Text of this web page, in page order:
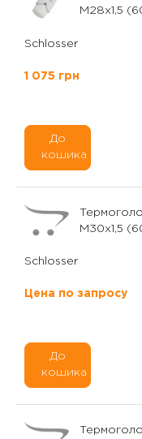
M28x1,5
Schlosser
1 075 грн
До
кошика
M30x1,5
Schlosser
Цена по запросу
До
кошика